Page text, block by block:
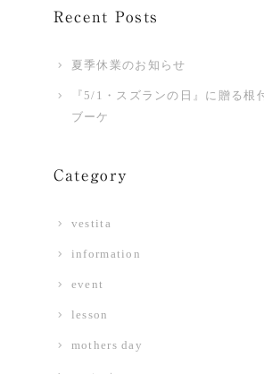
Recent Posts
夏季休業のお知らせ
『5/1・スズランの日』に贈る根
ブーケ
Category
vestita
information
event
lesson
mothers day